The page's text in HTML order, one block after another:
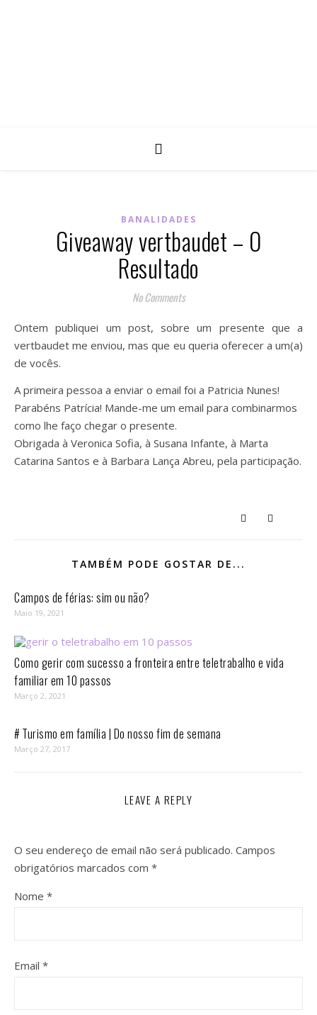
BANALIDADES
Giveaway vertbaudet – O
Resultado
No Comments
Ontem publiquei um post, sobre um presente que a
vertbaudet me enviou, mas que eu queria oferecer a um(a)
de vocês.
A primeira pessoa a enviar o email foi a Patricia Nunes!
Parabéns Patrícia! Mande-me um email para combinarmos
como lhe faço chegar o presente.
Obrigada à Veronica Sofia, à Susana Infante, à Marta
Catarina Santos e à Barbara Lança Abreu, pela participação.
TAMBÉM PODE GOSTAR DE...
Campos de férias: sim ou não?
Maio 19, 2021
Como gerir com sucesso a fronteira entre teletrabalho e vida
familiar em 10 passos⁣
Março 2, 2021
# Turismo em família | Do nosso fim de semana
Março 27, 2017
LEAVE A REPLY
O seu endereço de email não será publicado. Campos
obrigatórios marcados com *
Nome *
Email *